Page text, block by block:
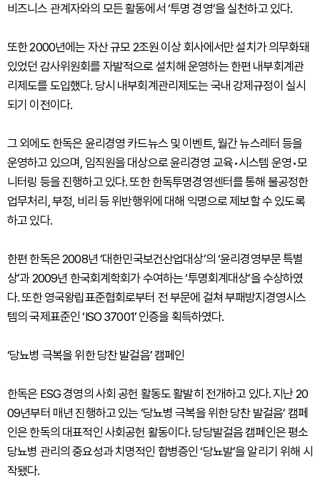
비즈니스 관계자와의 모든 활동에서 ‘투명 경영’을 실천하고 있다.
또한 2000년에는 자산 규모 2조원 이상 회사에서만 설치가 의무화돼
있었던 감사위원회를 자발적으로 설치해 운영하는 한편 내부회계관
리제도를 도입했다. 당시 내부회계관리제도는 국내 강제규정이 실시
되기 이전이다.
그 외에도 한독은 윤리경영 카드뉴스 및 이벤트, 월간 뉴스레터 등을
운영하고 있으며, 임직원을 대상으로 윤리경영 교육•시스템 운영•모
니터링 등을 진행하고 있다. 또한 한독투명경영센터를 통해 불공정한
업무처리, 부정, 비리 등 위반행위에 대해 익명으로 제보할 수 있도록
하고 있다.
한편 한독은 2008년 ‘대한민국보건산업대상’의 ‘윤리경영부문 특별
상’과 2009년 한국회계학회가 수여하는 ‘투명회계대상’을 수상하였
다. 또한 영국왕립표준협회로부터 전 부문에 걸쳐 부패방지경영시스
템의 국제표준인 ‘ISO 37001’ 인증을 획득하였다.
‘당뇨병 극복을 위한 당찬 발걸음’ 캠페인
한독은 ESG 경영의 사회 공헌 활동도 활발히 전개하고 있다. 지난 20
09년부터 매년 진행하고 있는 ‘당뇨병 극복을 위한 당찬 발걸음’ 캠페
인은 한독의 대표적인 사회공헌 활동이다. 당당발걸음 캠페인은 평소
당뇨병 관리의 중요성과 치명적인 합병증인 ‘당뇨발’을 알리기 위해 시
작됐다.